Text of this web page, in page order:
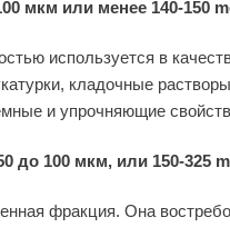
мкм или менее 140-150
используется в
кладочные
и упрочняющие
до 100 мкм, или 150-325
фракция. Она